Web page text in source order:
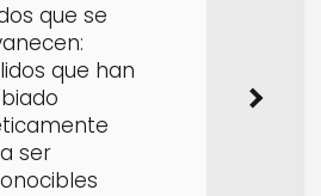
que se
que han
ser